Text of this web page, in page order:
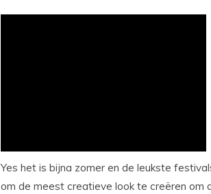
Yes het is bijna zomer en de leukste
om de meest creatieve look te creëren om